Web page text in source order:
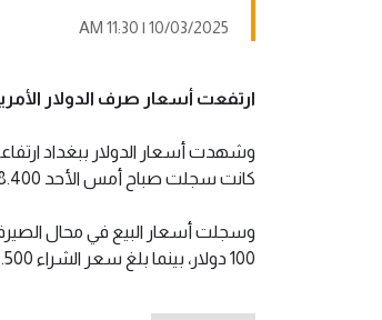
10/03/2025 | 11:30 AM
ارتفعت أسعار صرف الدولار
كانت سجلت صباح أمس الأحد 148.400 دينار مقابل 100 دولار.
100 دولار، بينما بلغ سعر الشراء 147.500 دينار مقابل 100 دولار.